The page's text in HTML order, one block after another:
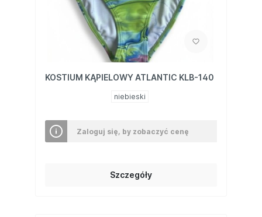
KOSTIUM KĄPIELOWY ATLANTIC KLB-140
niebieski
Zaloguj się, by zobaczyć cenę
Szczegóły